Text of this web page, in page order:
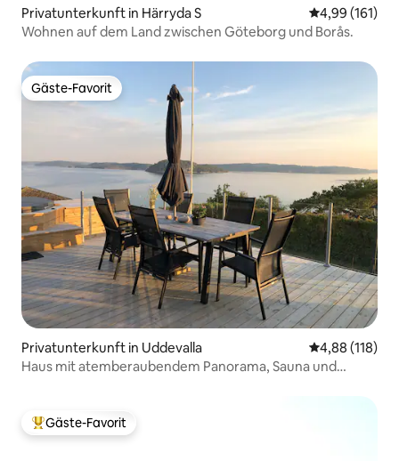
Privatunterkunft in Härryda S
4,99 (161)
Wohnen auf dem Land zwischen Göteborg und Borås.
Gäste-Favorit
Gäste-Favorit
Privatunterkunft in Uddevalla
4,88 (118)
Haus mit atemberaubendem Panorama, Sauna und
Beliebter Gäste-Favorit.
Gäste-Favorit